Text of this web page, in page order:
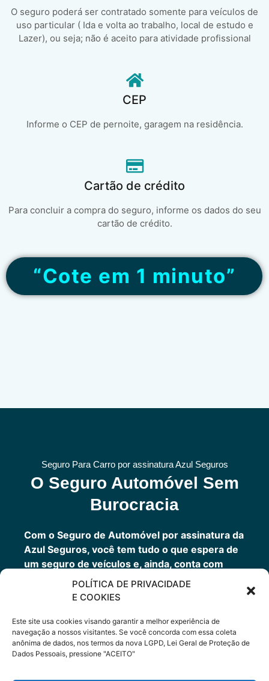
POLÍTICA DE PRIVACIDADE
E COOKIES
Este site usa cookies visando garantir a melhor experiência de
navegação a nossos visitantes. Se você concorda com essa coleta
anônima de dados, nos termos da nova LGPD, Lei Geral de Proteção de
Dados Pessoais, pressione "ACEITO"
O seguro poderá ser contratado somente para veículos de
uso particular ( Ida e volta ao trabalho, local de estudo e
Lazer), ou seja; não é aceito para atividade profissional
CEP
Informe o CEP de pernoite, garagem na residência.
Cartão de crédito
Para concluir a compra do seguro, informe os dados do seu
cartão de crédito.
“Cote em 1 minuto”
Seguro Para Carro por assinatura Azul Seguros
O Seguro Automóvel Sem
Burocracia
Com o Seguro de Automóvel por assinatura da
Azul Seguros, você tem tudo o que espera de
um seguro de veículos e, ainda, conta com
outros benefícios disponíveis 24h.
Você tem um seguro completo com a garantia
Porto Seguro.